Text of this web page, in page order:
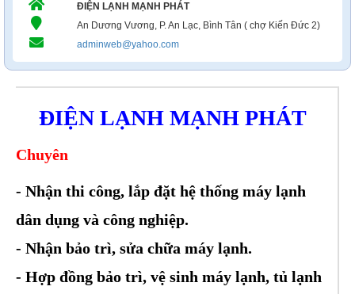
ĐIỆN LẠNH MẠNH PHÁT
An Dương Vương, P. An Lạc, Bình Tân ( chợ Kiến Đức 2)
adminweb@yahoo.com
ĐIỆN LẠNH MẠNH PHÁT
Chuyên
- Nhận thi công, lắp đặt hệ thống máy lạnh
dân dụng và công nghiệp.
- Nhận bảo trì, sửa chữa máy lạnh.
- Hợp đồng bảo trì, vệ sinh máy lạnh, tủ lạnh